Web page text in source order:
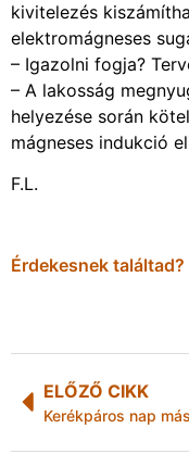
kivitelezés
elektromágneses
– Igazolni fogja?
– A lakosság
helyezése során
mágneses indukció
F.L.
Érdekesnek
ELŐZŐ CIKK
Kerékpáros nap